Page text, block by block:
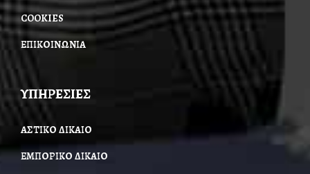
COOKIES
ΕΠΙΚΟΙΝΩΝΙΑ
ΥΠΗΡΕΣΙΕΣ
ΑΣΤΙΚΟ ΔΙΚΑΙΟ
ΕΜΠΟΡΙΚΟ ΔΙΚΑΙΟ